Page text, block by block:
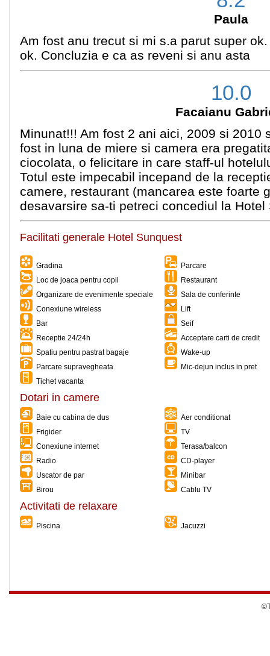
Paula
Am fost anu trecut si mi s.a parut super
ok. Concluzia e ca as reveni si anu asta
10.0
Facaianu
Minunat!!! Am fost 2 ani aici, 2009 si 2010
fost in luna de miere si camera era
ciocolata, o felicitare in care staff-ul
Totul este impecabil incepand de la
camere, restaurant (mancarea este foarte
desavarsire sa-ti petreci concediul la Hotel
Facilitati generale Hotel Sunquest
Gradina
Parcare
Loc de joaca pentru copii
Restaurant
Organizare de evenimente speciale
Sala de conferinte
Conexiune wireless
Lift
Bar
Seif
Receptie 24/24h
Acceptare carti de credit
Spatiu pentru pastrat bagaje
Wake-up
Parcare supravegheata
Mic-dejun inclus in pret
Tichet vacanta
Dotari in camere
Baie cu cabina de dus
Aer conditionat
Frigider
TV
Conexiune internet
Terasa/balcon
Radio
CD-player
Uscator de par
Minibar
Birou
Cablu TV
Activitati de relaxare
Piscina Jacuzzi